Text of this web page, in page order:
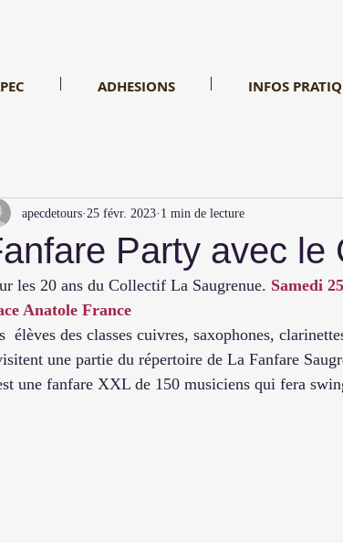
ADHESIONS INFOS
Party avec le
apecdetours 25 févr. 2023 1 min de lecture
les 20 ans du Collectif La Saugrenue. Samedi
Anatole France
élèves des classes cuivres, saxophones,
une partie du répertoire de La Fanfare
une fanfare XXL de 150 musiciens qui fera